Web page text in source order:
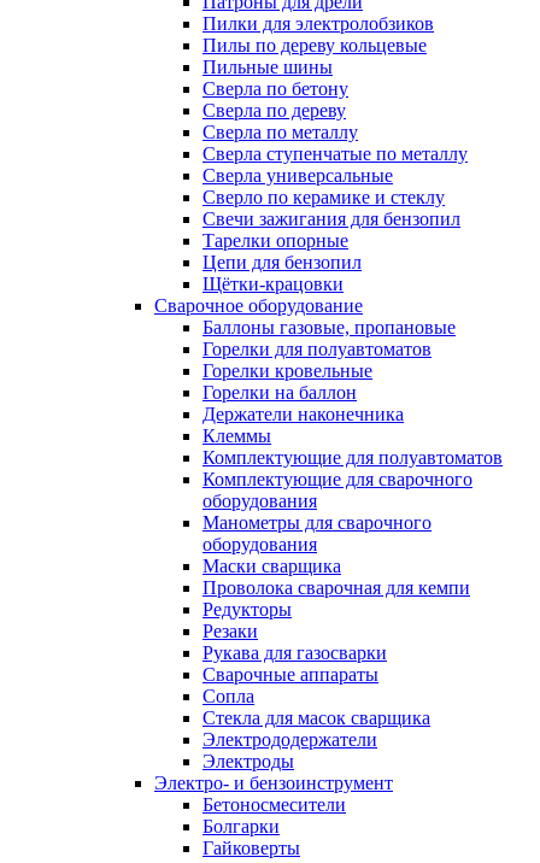
Пилки для электролобзиков
Пилы по дереву кольцевые
Пильные шины
Сверла по бетону
Сверла по дереву
Сверла по металлу
Сверла ступенчатые по металлу
Сверла универсальные
Сверло по керамике и стеклу
Свечи зажигания для бензопил
Тарелки опорные
Цепи для бензопил
Щётки-крацовки
Сварочное оборудование
Баллоны газовые, пропановые
Горелки для полуавтоматов
Горелки кровельные
Горелки на баллон
Держатели наконечника
Клеммы
Комплектующие для полуавтоматов
Комплектующие для сварочного
оборудования
Манометры для сварочного
оборудования
Маски сварщика
Проволока сварочная для кемпи
Редукторы
Резаки
Рукава для газосварки
Сварочные аппараты
Сопла
Стекла для масок сварщика
Электрододержатели
Электроды
Электро- и бензоинструмент
Бетоносмесители
Болгарки
Гайковерты